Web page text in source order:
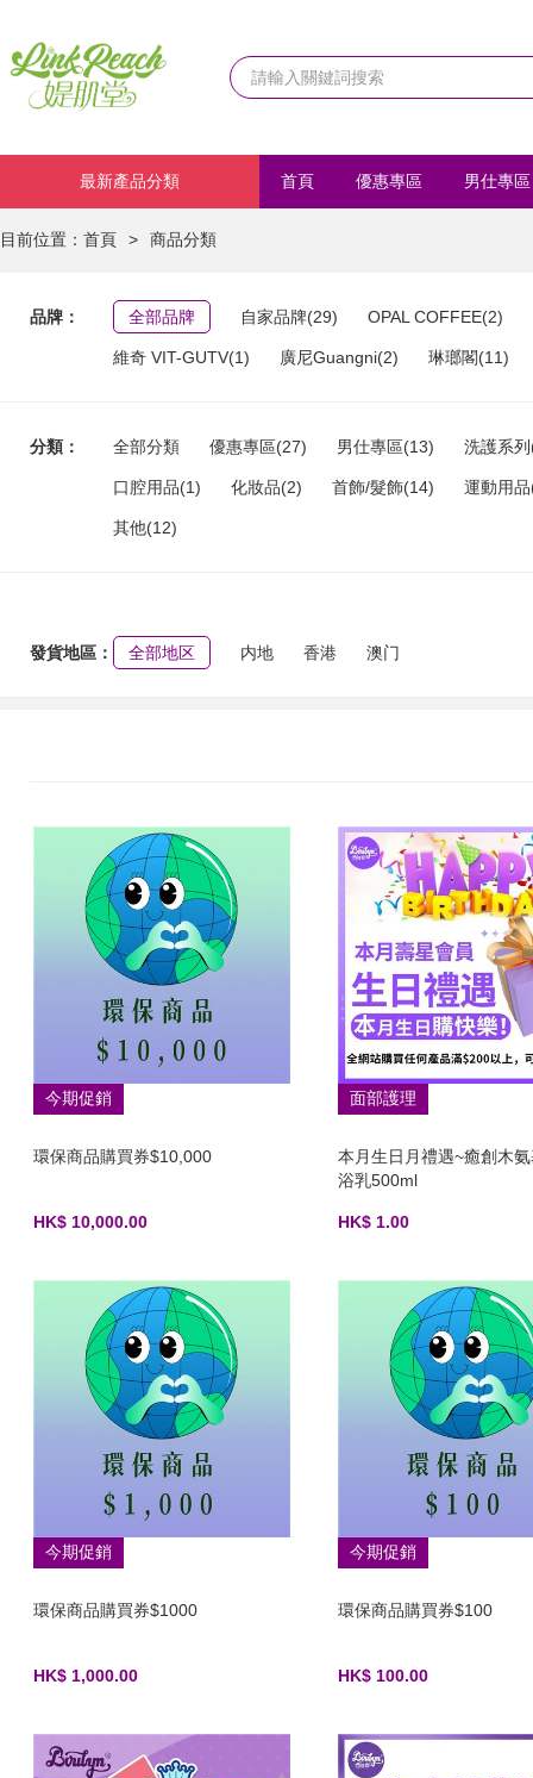
最新產品分類 首頁 優惠專區 男仕專區
目前位置： 首頁 > 商品分類
品牌： 全部品牌 自家品牌(29) OPAL COFFEE(2)
維奇 VIT-GUTV(1) 廣尼Guangni(2) 琳瑯閣(11)
分類： 全部分類 優惠專區(27) 男仕專區(13) 洗護系
口腔用品(1) 化妝品(2) 首飾/髮飾(14) 運動用
其他(12)
發貨地區： 全部地区 内地 香港 澳门
今期促銷
環保商品購買券$10,000
HK$ 10,000.00
面部護理
本月生日月禮遇~癒創木
浴乳500ml
HK$ 1.00
今期促銷
環保商品購買券$1000
HK$ 1,000.00
今期促銷
環保商品購買券$100
HK$ 100.00